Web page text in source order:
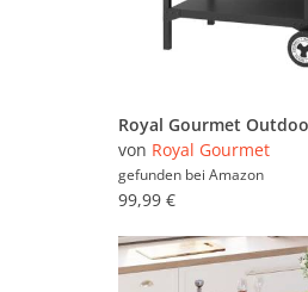
von Royal Gourmet
gefunden bei Amazon
99,99 €